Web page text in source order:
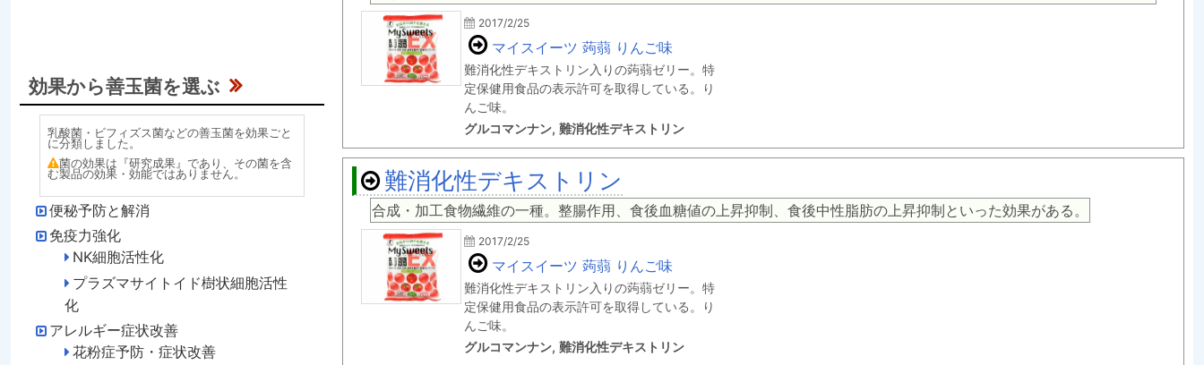
2017/2/25
マイスイーツ 蒟蒻 りんご味
難消化性デキストリン入りの蒟蒻ゼリー。特
定保健用食品の表示許可を取得している。り
んご味。
グルコマンナン, 難消化性デキストリン
難消化性デキストリン
合成・加工食物繊維の一種。整腸作用、食後血糖値の上昇抑制、食後中性脂肪の上昇抑制といった効果がある。
2017/2/25
マイスイーツ 蒟蒻 りんご味
難消化性デキストリン入りの蒟蒻ゼリー。特
定保健用食品の表示許可を取得している。り
んご味。
グルコマンナン, 難消化性デキストリン
効果から善玉菌を選ぶ
乳酸菌・ビフィズス菌などの善玉菌を効果ごと
に分類しました。
菌の効果は『研究成果』であり、その菌を含
む製品の効果・効能ではありません。
便秘予防と解消
免疫力強化
NK細胞活性化
プラズマサイトイド樹状細胞活性
化
アレルギー症状改善
花粉症予防・症状改善